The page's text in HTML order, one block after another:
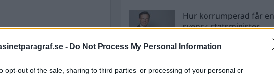
- Do Not Process My Personal Information
opt-out of the sale, sharing to third parties, or processing of your personal or
Hur korrumperad får en
svensk statsminister